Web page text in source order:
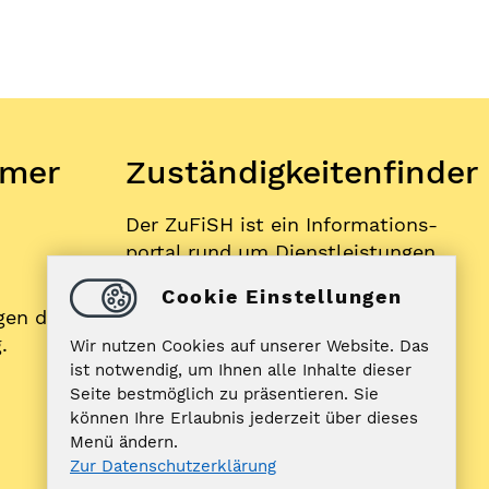
der
Zuständigkeitenfinder
Der ZuFiSH ist ein Informations­
portal rund um Dienstleistungen,
die die öffentliche Hand in
Schleswig-Holstein Ihnen als
ZUFISH
Bankverbindung
Cookie Einstellungen
Wir nutzen Cookies auf unserer Website. Das
ist notwendig, um Ihnen alle Inhalte dieser
Seite bestmöglich zu präsentieren. Sie
können Ihre Erlaubnis jederzeit über dieses
Menü ändern.
Zur Datenschutzerklärung